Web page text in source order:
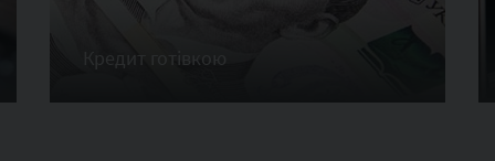
Кредит готівкою